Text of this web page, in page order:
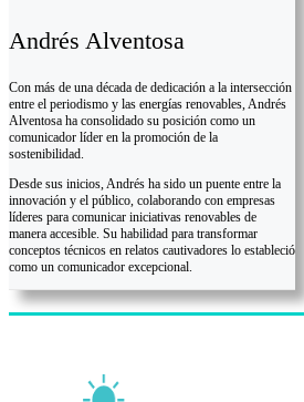
Andrés Alventosa
Con más de una década de dedicación a la intersección
entre el periodismo y las energías renovables, Andrés
Alventosa ha consolidado su posición como un
comunicador líder en la promoción de la
sostenibilidad.
Desde sus inicios, Andrés ha sido un puente entre la
innovación y el público, colaborando con empresas
líderes para comunicar iniciativas renovables de
manera accesible. Su habilidad para transformar
conceptos técnicos en relatos cautivadores lo estableció
como un comunicador excepcional.